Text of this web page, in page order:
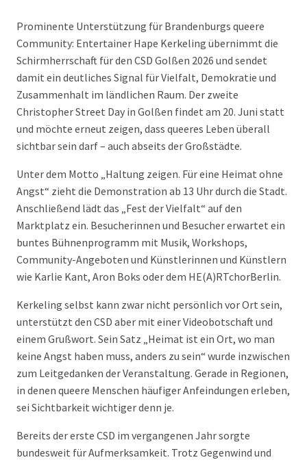
Prominente Unterstützung für Brandenburgs queere
Community: Entertainer Hape Kerkeling übernimmt die
Schirmherrschaft für den CSD Golßen 2026 und sendet
damit ein deutliches Signal für Vielfalt, Demokratie und
Zusammenhalt im ländlichen Raum. Der zweite
Christopher Street Day in Golßen findet am 20. Juni statt
und möchte erneut zeigen, dass queeres Leben überall
sichtbar sein darf – auch abseits der Großstädte.
Unter dem Motto „Haltung zeigen. Für eine Heimat ohne
Angst“ zieht die Demonstration ab 13 Uhr durch die Stadt.
Anschließend lädt das „Fest der Vielfalt“ auf den
Marktplatz ein. Besucherinnen und Besucher erwartet ein
buntes Bühnenprogramm mit Musik, Workshops,
Community-Angeboten und Künstlerinnen und Künstlern
wie Karlie Kant, Aron Boks oder dem HE(A)RTchorBerlin.
Kerkeling selbst kann zwar nicht persönlich vor Ort sein,
unterstützt den CSD aber mit einer Videobotschaft und
einem Grußwort. Sein Satz „Heimat ist ein Ort, wo man
keine Angst haben muss, anders zu sein“ wurde inzwischen
zum Leitgedanken der Veranstaltung. Gerade in Regionen,
in denen queere Menschen häufiger Anfeindungen erleben,
sei Sichtbarkeit wichtiger denn je.
Bereits der erste CSD im vergangenen Jahr sorgte
bundesweit für Aufmerksamkeit. Trotz Gegenwind und